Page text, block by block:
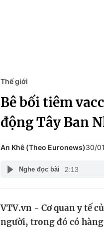
Du lịch
Chất lượng
Thế giới
Bê bối tiêm
động Tây Ban
An Khê (Theo Euronews)30/
Nghe đọc bài 2:13
VTV.vn - Cơ quan y tế
người, trong đó có